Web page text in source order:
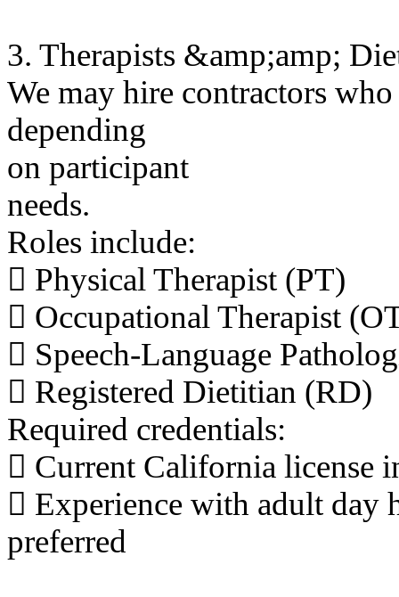
3. Therapists &amp;amp;
We may hire contractors
depending
on participant
needs.
Roles include:
 Physical Therapist (PT)
 Occupational Therapist
 Speech-Language
 Registered Dietitian (RD)
Required credentials:
 Current California license
 Experience with adult day
preferred